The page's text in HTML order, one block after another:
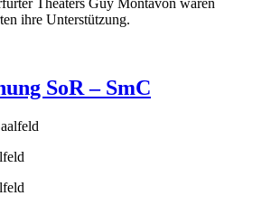
ihre Unterstützung.
SoR – SmC